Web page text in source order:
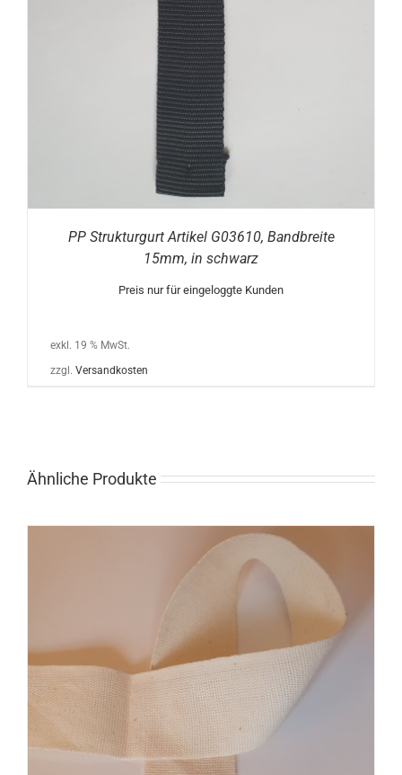
PP Strukturgurt Artikel G03610, Bandbreite
15mm, in schwarz
Preis nur für eingeloggte Kunden
exkl. 19 % MwSt.
zzgl. Versandkosten
Ähnliche Produkte